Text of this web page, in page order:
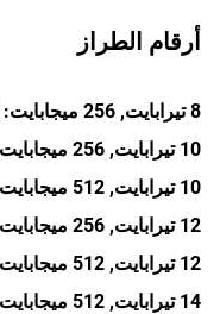
أرقام الطراز
8 تيرابايت, 256 ميجابايت:
10 تيرابايت,
256 ميجابايت:
10 تيرابايت,
512 ميجابايت:
12 تيرابايت,
256 ميجابايت:
12 تيرابايت,
512 ميجابايت:
14 تيرابايت,
512 ميجابايت: